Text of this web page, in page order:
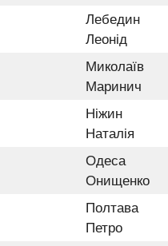
Лебедин
Леонід
Миколаїв
Маринич
Ніжин
Наталія
Одеса
Онищенко
Полтава
Петро